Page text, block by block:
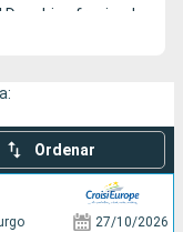
ofreciendo
de los países
Ordenar
27/10/2026